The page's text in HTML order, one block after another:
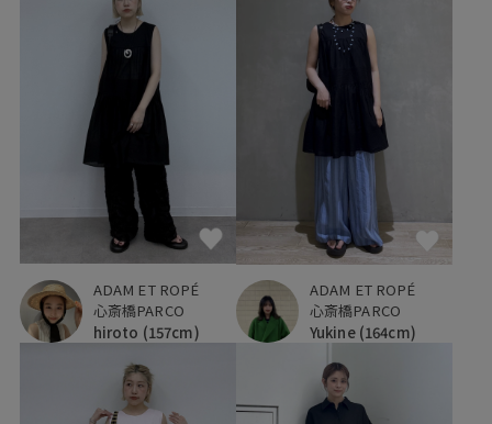
ADAM ET ROPÉ
心斎橋PARCO
hiroto (157cm)
ADAM ET ROPÉ
心斎橋PARCO
Yukine (164cm)